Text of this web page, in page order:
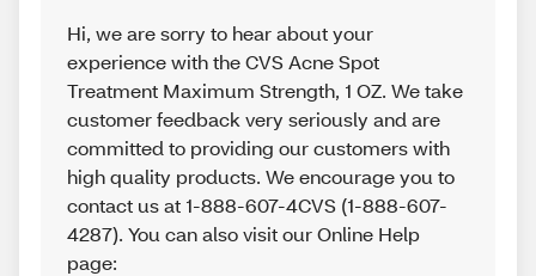
Hi, we are sorry to hear about your
experience with the CVS Acne Spot
Treatment Maximum Strength, 1 OZ. We take
customer feedback very seriously and are
committed to providing our customers with
high quality products. We encourage you to
contact us at 1-888-607-4CVS (1-888-607-
4287). You can also visit our Online Help
page: